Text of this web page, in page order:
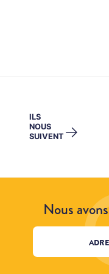
ILS
NOUS
SUIVENT →
Nous